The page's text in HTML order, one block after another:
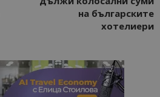
на българските
хотелиери